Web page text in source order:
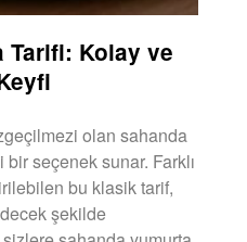
Tarifi: Kolay ve
olan sahanda
seçenek sunar. Farklı
bu klasik tarif,
şekilde